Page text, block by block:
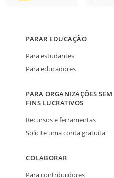
PARAR EDUCAÇÃO
Para estudantes
Para educadores
PARA ORGANIZAÇÕES SEM
FINS LUCRATIVOS
Recursos e ferramentas
Solicite uma conta gratuita
COLABORAR
Para contribuidores